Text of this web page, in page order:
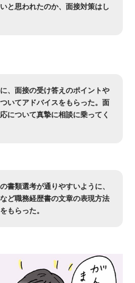
と思われたのか、面接対策はし
、面接の受け答えのポイントや
いてアドバイスをもらった。面
について真摯に相談に乗ってく
書類選考が通りやすいように、
ど職務経歴書の文章の表現方法
もらった。